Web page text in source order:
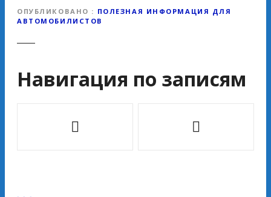
ОПУБЛИКОВАНО
ПОЛЕЗНАЯ ИНФОРМАЦИЯ ДЛЯ
АВТОМОБИЛИСТОВ
Навигация по записям